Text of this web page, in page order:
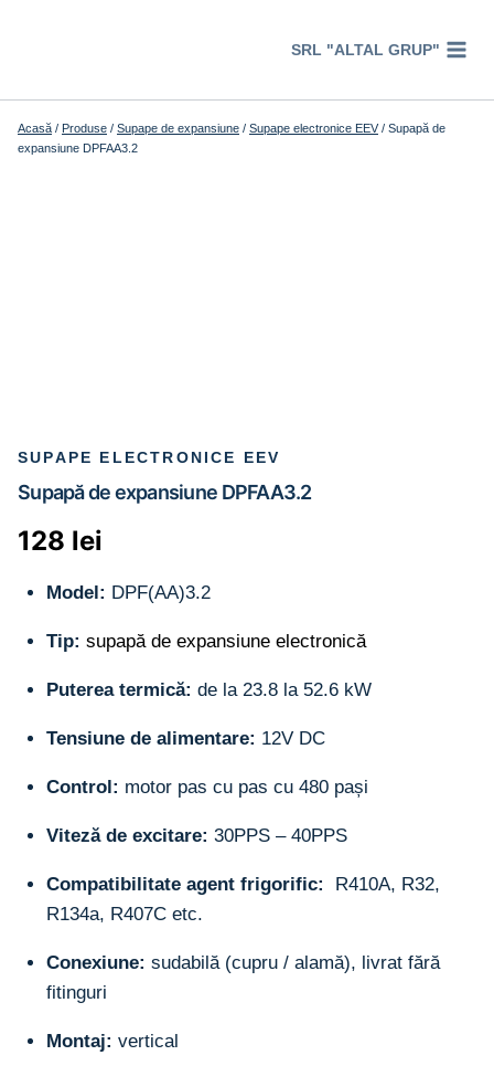
SRL "ALTAL GRUP"
Acasă / Produse / Supape de expansiune / Supape electronice EEV / Supapă de
expansiune DPFAA3.2
SUPAPE ELECTRONICE EEV
Supapă de expansiune DPFAA3.2
128 lei
Model: DPF(AA)3.2
Tip: supapă de expansiune electronică
Puterea termică: de la 23.8 la 52.6 kW
Tensiune de alimentare: 12V DC
Control: motor pas cu pas cu 480 pași
Viteză de excitare: 30PPS – 40PPS
Compatibilitate agent frigorific: R410A, R32,
R134a, R407C etc.
Conexiune: sudabilă (cupru / alamă), livrat fără
fitinguri
Montaj: vertical